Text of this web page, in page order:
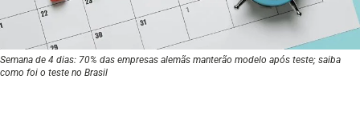
Semana de 4 dias: 70% das empresas alemãs manterão modelo após teste; saiba
como foi o teste no Brasil